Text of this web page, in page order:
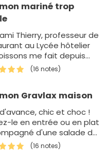
mariné trop
Thierry, professeur de
au Lycée hôtelier
me fait depuis
années sa recette
mariné. Je vo…
(16 notes)
Gravlax maison
chic et choc !
le en entrée ou en plat
d'une salade de
de terre !
(16 notes)